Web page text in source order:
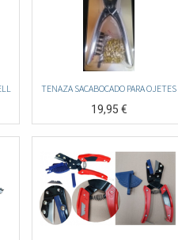
TENAZA SACABOCADO PARA OJETES
19,95€